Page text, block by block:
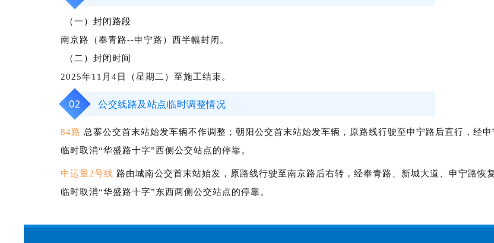
（一）封闭路段
南京路（奉青路--申宁路）西半幅封闭。
（二）封闭时间
2025年11月4日（星期二）至施工结束 。
02 公交线路及站点临时调整情况
84路 总寨公交首末站始发车辆不作调整；朝阳公交首末站始发车辆，原路线行驶至申宁路后直行，经
临时取消“华盛路十字”西侧公交站点的停靠。
中运量2号线 路由城南公交首末站始发，原路线行驶至南京路后右转，经奉青路、新城大道、申宁路恢
临时取消“华盛路十字”东西两侧公交站点的停靠。